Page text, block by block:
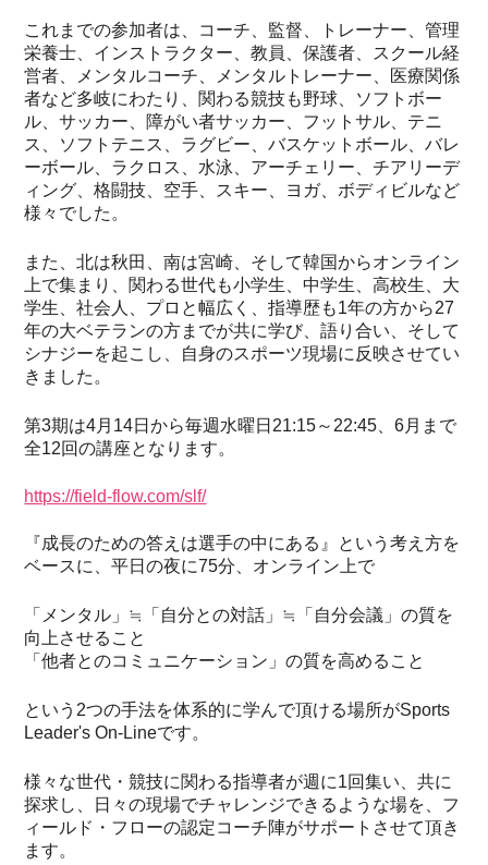
これまでの参加者は、コーチ、監督、トレーナー、管理
栄養士、インストラクター、教員、保護者、スクール経
営者、メンタルコーチ、メンタルトレーナー、医療関係
者など多岐にわたり、関わる競技も野球、ソフトボー
ル、サッカー、障がい者サッカー、フットサル、テニ
ス、ソフトテニス、ラグビー、バスケットボール、バレ
ーボール、ラクロス、水泳、アーチェリー、チアリーデ
ィング、格闘技、空手、スキー、ヨガ、ボディビルなど
様々でした。
また、北は秋田、南は宮崎、そして韓国からオンライン
上で集まり、関わる世代も小学生、中学生、高校生、大
学生、社会人、プロと幅広く、指導歴も1年の方から27
年の大ベテランの方までが共に学び、語り合い、そして
シナジーを起こし、自身のスポーツ現場に反映させてい
きました。
第3期は4月14日から毎週水曜日21:15～22:45、6月まで
全12回の講座となります。
https://field-flow.com/slf/
『成長のための答えは選手の中にある』という考え方を
ベースに、平日の夜に75分、オンライン上で
「メンタル」≒「自分との対話」≒「自分会議」の質を
向上させること
「他者とのコミュニケーション」の質を高めること
という2つの手法を体系的に学んで頂ける場所がSports
Leader's On-Lineです。
様々な世代・競技に関わる指導者が週に1回集い、共に
探求し、日々の現場でチャレンジできるような場を、フ
ィールド・フローの認定コーチ陣がサポートさせて頂き
ます。